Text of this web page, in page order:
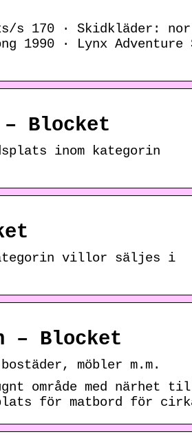
s 170 · Skidkläder:
1990 · Lynx Adventure
Blocket
inom kategorin
villor säljes i
– Blocket
möbler m.m.
område med närhet
för matbord för